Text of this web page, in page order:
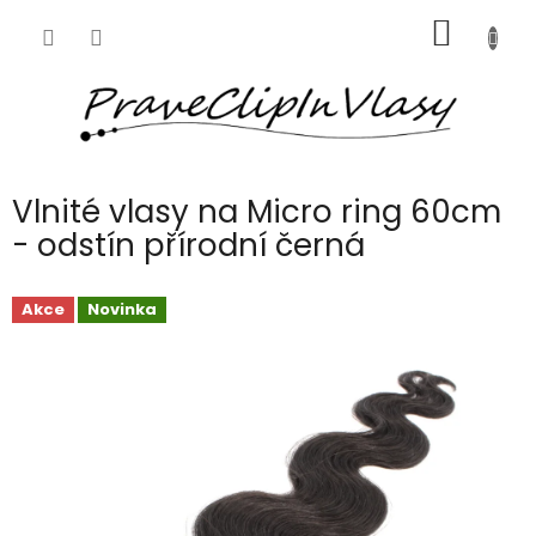
KOŠÍK
Vlnité vlasy na Micro ring 60cm
- odstín přírodní černá
Akce Novinka